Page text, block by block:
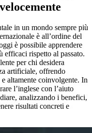
in un mondo sempre più
è all’ordine del
è possibile apprendere
rispetto al passato.
per chi desidera
artificiale, offrendo
altamente coinvolgente. In
l’inglese con l’aiuto
analizzando i benefici,
risultati concreti e